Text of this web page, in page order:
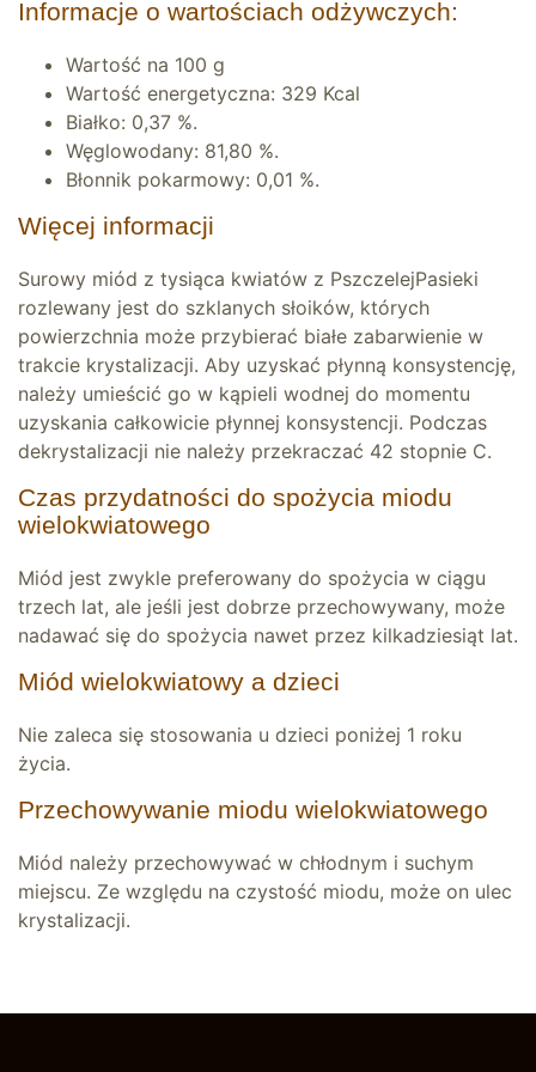
Informacje o wartościach odżywczych:
Wartość na 100 g
Wartość energetyczna: 329 Kcal
Białko: 0,37 %.
Węglowodany: 81,80 %.
Błonnik pokarmowy: 0,01 %.
Więcej informacji
Surowy miód z tysiąca kwiatów z PszczelejPasieki
rozlewany jest do szklanych słoików, których
powierzchnia może przybierać białe zabarwienie w
trakcie krystalizacji. Aby uzyskać płynną konsystencję,
należy umieścić go w kąpieli wodnej do momentu
uzyskania całkowicie płynnej konsystencji. Podczas
dekrystalizacji nie należy przekraczać 42 stopnie C.
Czas przydatności do spożycia miodu
wielokwiatowego
Miód jest zwykle preferowany do spożycia w ciągu
trzech lat, ale jeśli jest dobrze przechowywany, może
nadawać się do spożycia nawet przez kilkadziesiąt lat.
Miód wielokwiatowy a dzieci
Nie zaleca się stosowania u dzieci poniżej 1 roku
życia.
Przechowywanie miodu wielokwiatowego
Miód należy przechowywać w chłodnym i suchym
miejscu. Ze względu na czystość miodu, może on ulec
krystalizacji.